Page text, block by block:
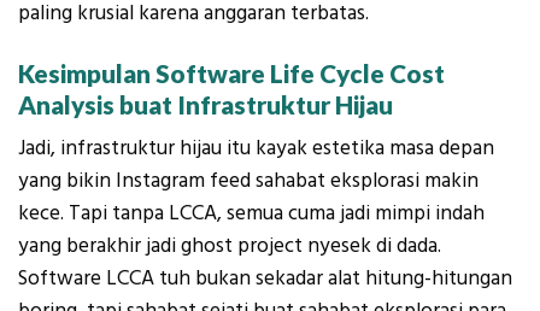
paling krusial karena anggaran terbatas.
Kesimpulan Software Life Cycle Cost
Analysis buat Infrastruktur Hijau
Jadi, infrastruktur hijau itu kayak estetika masa depan
yang bikin Instagram feed sahabat eksplorasi makin
kece. Tapi tanpa LCCA, semua cuma jadi mimpi indah
yang berakhir jadighost project nyesek di dada.
Software LCCA tuh bukan sekadar alat hitung-hitungan